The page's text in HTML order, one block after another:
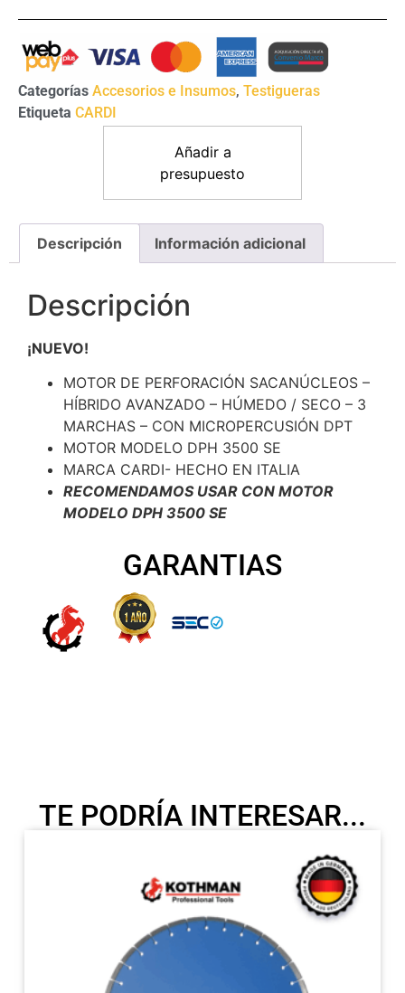
Categorías Accesorios e Insumos, Testigueras
Etiqueta CARDI
Añadir a
presupuesto
Descripción Información adicional
Descripción
¡NUEVO!
MOTOR DE PERFORACIÓN SACANÚCLEOS –
HÍBRIDO AVANZADO – HÚMEDO / SECO – 3
MARCHAS – CON MICROPERCUSIÓN DPT
MOTOR MODELO DPH 3500 SE
MARCA CARDI- HECHO EN ITALIA
RECOMENDAMOS USAR CON MOTOR
MODELO DPH 3500 SE
GARANTIAS
TE PODRÍA INTERESAR...